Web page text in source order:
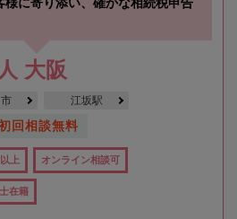
大阪
江坂駅
回相談無料
上 オンライン相談可
在籍